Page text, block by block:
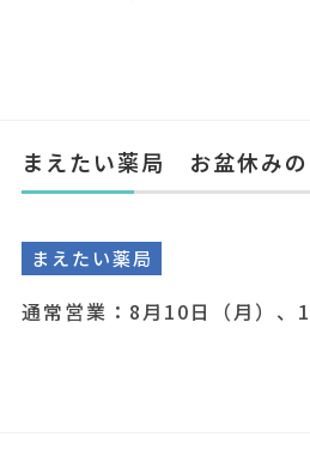
まえたい薬局 お盆休み
まえたい薬局